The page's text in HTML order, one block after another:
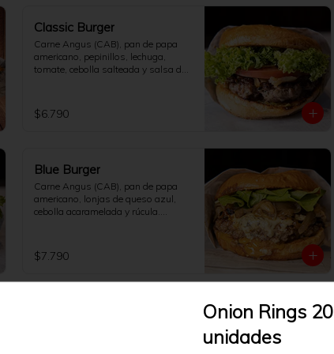
Classic Burger
Carne Angus (CAB), pan de papa
americano, pepinillos, lechuga,
tomate, cebolla salteada y salsa de
[No incluye papas fritas]
$6.790
Blue Burger
Carne Angus (CAB), pan de papa
americano, lonjas de queso azul,
cebolla acaramelada y rúcula.
$7.790
Onion Rings 20
unidades